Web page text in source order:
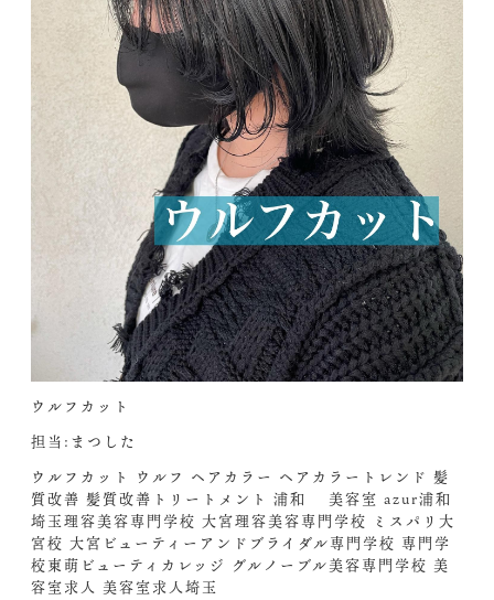
ウルフカット
担当:まつした
ウルフカット ウルフ ヘアカラー ヘアカラートレンド 髪
質改善 髪質改善トリートメント 浦和 美容室 azur浦和
埼玉理容美容専門学校 大宮理容美容専門学校 ミスパリ大
宮校 大宮ビューティーアンドブライダル専門学校 専門学
校東萌ビューティカレッジ グルノーブル美容専門学校 美
容室求人 美容室求人埼玉